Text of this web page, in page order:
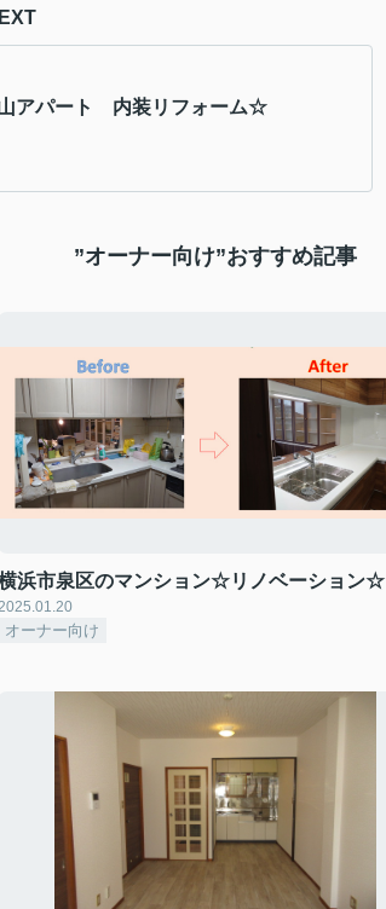
アパート 内装リフォーム☆
”オーナー向け”おすすめ記事
浜市泉区のマンション☆リノベーション☆
オーナー向け